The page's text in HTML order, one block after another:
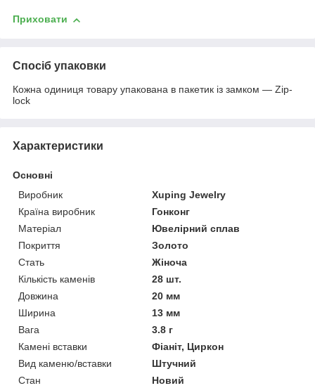
Приховати
Спосіб упаковки
Кожна одиниця товару упакована в пакетик із замком — Zip-
lock
Характеристики
Основні
Виробник
Xuping Jewelry
Країна виробник
Гонконг
Матеріал
Ювелірний сплав
Покриття
Золото
Стать
Жіноча
Кількість каменів
28 шт.
Довжина
20 мм
Ширина
13 мм
Вага
3.8 г
Камені вставки
Фіаніт, Циркон
Вид каменю/вставки
Штучний
Стан
Новий